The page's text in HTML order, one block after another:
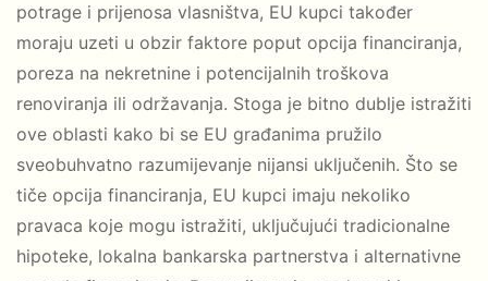
potrage i prijenosa vlasništva, EU kupci također
moraju uzeti u obzir faktore poput opcija financiranja,
poreza na nekretnine i potencijalnih troškova
renoviranja ili održavanja. Stoga je bitno dublje istražiti
ove oblasti kako bi se EU građanima pružilo
sveobuhvatno razumijevanje nijansi uključenih. Što se
tiče opcija financiranja, EU kupci imaju nekoliko
pravaca koje mogu istražiti, uključujući tradicionalne
hipoteke, lokalna bankarska partnerstva i alternativne